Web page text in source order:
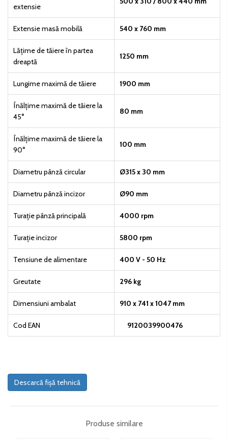
extensie
Extensie masă mobilă 540 x 760 mm
Lățime de tăiere în partea
dreaptă
1250 mm
Lungime maximă de tăiere 1900 mm
Înălțime maximă de tăiere la
45°
80 mm
Înălțime maximă de tăiere la
90°
100 mm
Diametru pânză circular Ø315 x 30 mm
Diametru pânză incizor Ø90 mm
Turație pânză principală 4000 rpm
Turație incizor 5800 rpm
Tensiune de alimentare 400 V - 50 Hz
Greutate 296 kg
Dimensiuni ambalat 910 x 741 x 1047 mm
Cod EAN 9120039900476
Descarcă fișă tehnică
Produse similare